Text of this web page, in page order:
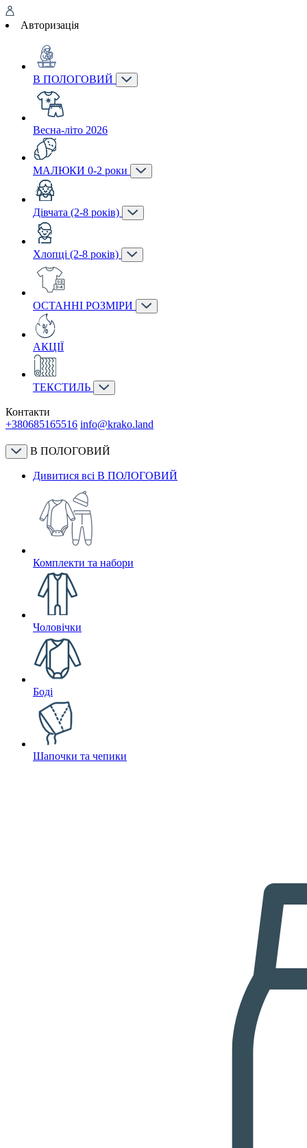
Авторизація
В ПОЛОГОВИЙ
Весна-літо 2026
МАЛЮКИ 0-2 роки
Дівчата (2-8 років)
Хлопці (2-8 років)
ОСТАННІ РОЗМІРИ
АКЦІЇ
ТЕКСТИЛЬ
Контакти
+380685165516 info@krako.land
В ПОЛОГОВИЙ
Дивитися всі В ПОЛОГОВИЙ
Комплекти та набори
Чоловічки
Боді
Шапочки та чепики